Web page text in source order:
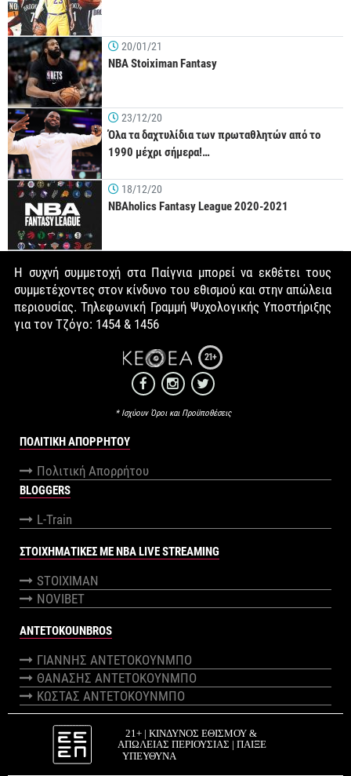
20/01/21
NBA Stoiximan Fantasy
23/12/20
Όλα τα δαχτυλίδια των πρωταθλητών από το
1990 μέχρι σήμερα!…
18/12/20
NBAholics Fantasy League 2020-2021
Η συχνή συμμετοχή στα Παίγνια μπορεί να εκθέτει τους
συμμετέχοντες στον κίνδυνο του εθισμού και στην απώλεια
περιουσίας. Τηλεφωνική Γραμμή Ψυχολογικής Υποστήριξης
για τον Τζόγο: 1454 & 1456
21+
* Ισχύουν Όροι και Προϋποθέσεις
ΠΟΛΙΤΙΚΉ ΑΠΟΡΡΉΤΟΥ
Πολιτική Απορρήτου
BLOGGERS
L-Train
ΣΤΟΙΧΗΜΑΤΙΚΕΣ ΜΕ NBA LIVE STREAMING
STOIXIMAN
NOVIBET
ANTETOKOUNBROS
ΓΙΑΝΝΗΣ ΑΝΤΕΤΟΚΟΥΝΜΠΟ
ΘΑΝΑΣΗΣ ΑΝΤΕΤΟΚΟΥΝΜΠΟ
ΚΩΣΤΑΣ ΑΝΤΕΤΟΚΟΥΝΜΠΟ